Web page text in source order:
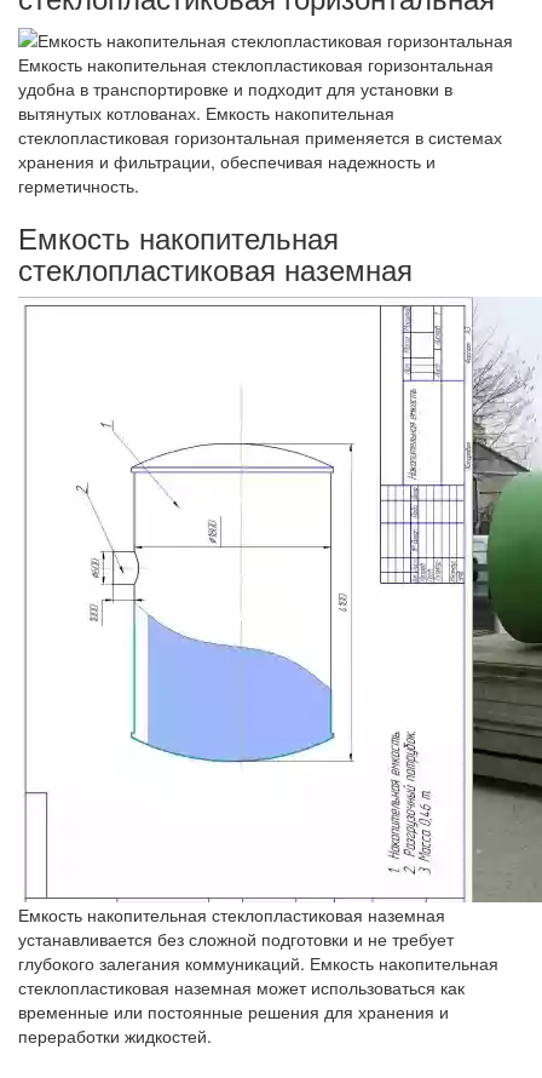
Емкость накопительная стеклопластиковая горизонтальная
удобна в транспортировке и подходит для установки в
вытянутых котлованах. Емкость накопительная
стеклопластиковая горизонтальная применяется в системах
хранения и фильтрации, обеспечивая надежность и
герметичность.
Емкость накопительная
стеклопластиковая наземная
Емкость накопительная стеклопластиковая наземная
устанавливается без сложной подготовки и не требует
глубокого залегания коммуникаций. Емкость накопительная
стеклопластиковая наземная может использоваться как
временные или постоянные решения для хранения и
переработки жидкостей.